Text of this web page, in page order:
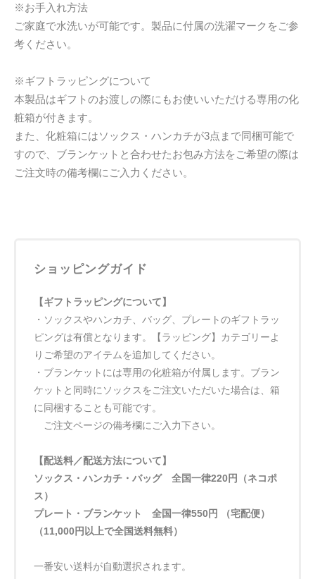
※お手入れ方法
ご家庭で水洗いが可能です。製品に付属の洗濯マークをご参
考ください。
※ギフトラッピングについて
本製品はギフトのお渡しの際にもお使いいただける専用の化
粧箱が付きます。
また、化粧箱にはソックス・ハンカチが3点まで同梱可能で
すので、ブランケットと合わせたお包み方法をご希望の際は
ご注文時の備考欄にご入力ください。
ショッピングガイド
【ギフトラッピングについて】
・ソックスやハンカチ、バッグ、プレートのギフトラッ
ピングは有償となります。【ラッピング】カテゴリーよ
りご希望のアイテムを追加してください。
・ブランケットには専用の化粧箱が付属します。ブラン
ケットと同時にソックスをご注文いただいた場合は、箱
に同梱することも可能です。
ご注文ページの備考欄にご入力下さい。
【配送料／配送方法について】
ソックス・ハンカチ・バッグ 全国一律220円（ネコポ
ス）
プレート・ブランケット 全国一律550円 （宅配便）
（11,000円以上で全国送料無料）
一番安い送料が自動選択されます。